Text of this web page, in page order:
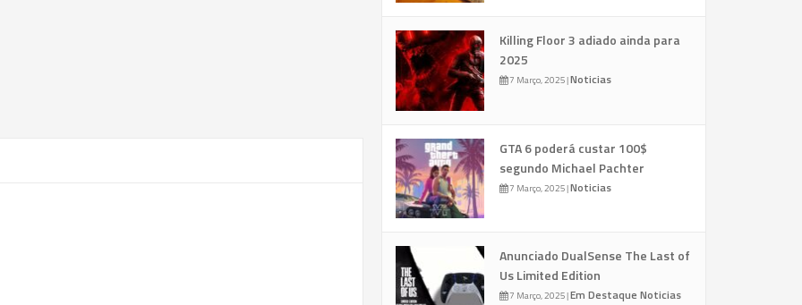
Killing Floor 3 adiado ainda para
2025
7 Março, 2025|Noticias
GTA 6 poderá custar 100$
segundo Michael Pachter
7 Março, 2025|Noticias
Anunciado DualSense The Last of
Us Limited Edition
7 Março, 2025|Em Destaque Noticias